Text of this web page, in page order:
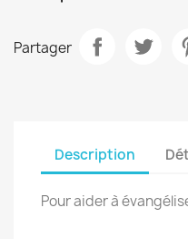
Partager
Description
Pour aider à